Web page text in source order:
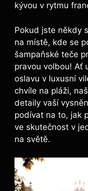
kývou v rytmu
Pokud jste někdy
na místě, kde se
šampaňské teče
pravou volbou! Ať
oslavu v luxusní
chvíle na pláži,
detaily vaší
podívat na to, jak
ve skutečnost v
na světě.